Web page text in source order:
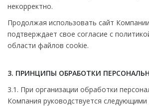
некорректно.
Продолжая использовать сайт
подтверждает свое согласие с
области файлов cookie.
3. ПРИНЦИПЫ ОБРАБОТКИ
3.1. При организации обработки
Компания руководствуется следующими